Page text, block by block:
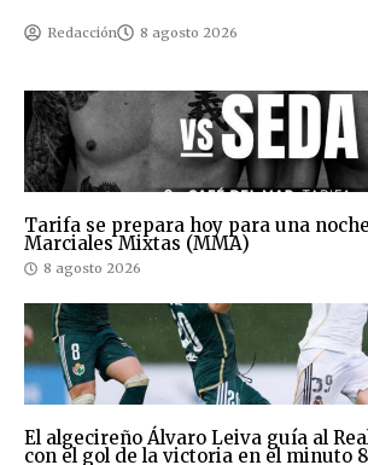
Redacción 8 agosto 2026
Tarifa se prepara hoy para una
Marciales Mixtas (MMA)
8 agosto 2026
El algecireño Álvaro Leiva guía al
con el gol de la victoria en el minuto